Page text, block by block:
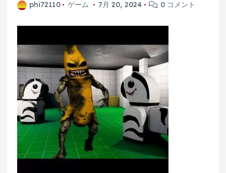
phi72110 ゲーム 7月 20, 2024 0 コメント